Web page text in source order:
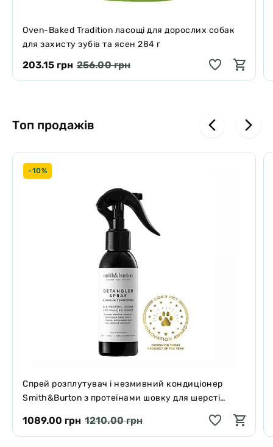
Oven-Baked Tradition ласощі для дорослих собак
для захисту зубів та ясен 284 г
203.15 грн 256.00 грн
Топ продажів
-10%
Спрей розплутувач і незмивний кондиціонер
Smith&Burton з протеїнами шовку для шерсті
1089.00 грн 1210.00 грн